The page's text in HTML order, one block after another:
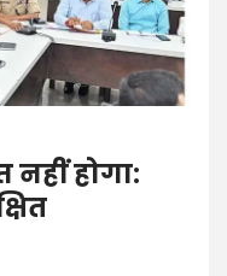
नहीं होगा: